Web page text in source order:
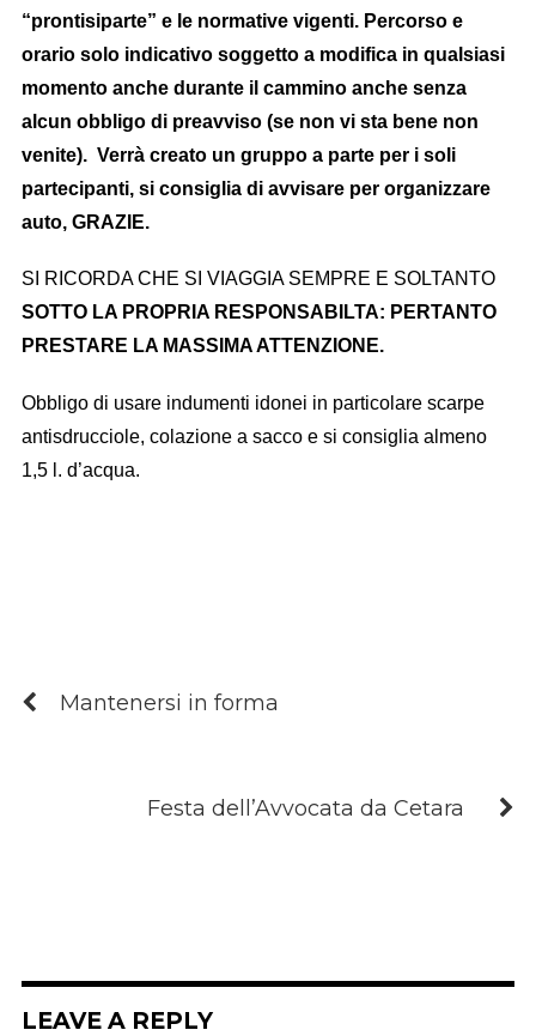
“prontisiparte” e le normative vigenti. Percorso e
orario solo indicativo soggetto a modifica in qualsiasi
momento anche durante il cammino anche senza
alcun obbligo di preavviso (se non vi sta bene non
venite). Verrà creato un gruppo a parte per i soli
partecipanti, si consiglia di avvisare per organizzare
auto, GRAZIE.
SI RICORDA CHE SI VIAGGIA SEMPRE E SOLTANTO
SOTTO LA PROPRIA RESPONSABILTA: PERTANTO
PRESTARE LA MASSIMA ATTENZIONE.
Obbligo di usare indumenti idonei in particolare scarpe
antisdrucciole, colazione a sacco e si consiglia almeno
1,5 l. d’acqua.
Mantenersi in forma
Festa dell’Avvocata da Cetara
LEAVE A REPLY